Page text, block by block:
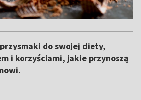
do swojej diety,
i korzyściami, jakie przynoszą